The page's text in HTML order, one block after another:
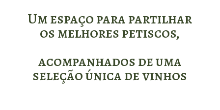
Um espaço para partilhar
os melhores petiscos,
acompanhados de uma
seleção única de vinhos